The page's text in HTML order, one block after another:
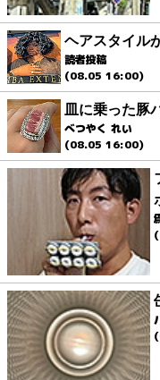
ヘアスタイル
読者投稿
(08.05 16:00)
皿に乗った豚
べつやく れい
(08.05 16:00)